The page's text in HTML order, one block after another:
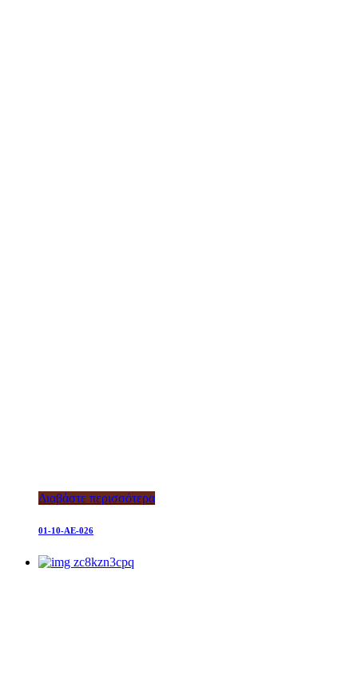
Διαβάστε περισσότερα
01-10-AE-026